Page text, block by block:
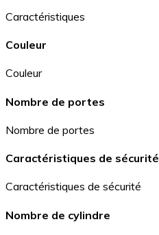
Caractéristiques
Couleur
Couleur
Nombre de portes
Nombre de portes
Caractéristiques de sécurité
Caractéristiques de sécurité
Nombre de cylindre